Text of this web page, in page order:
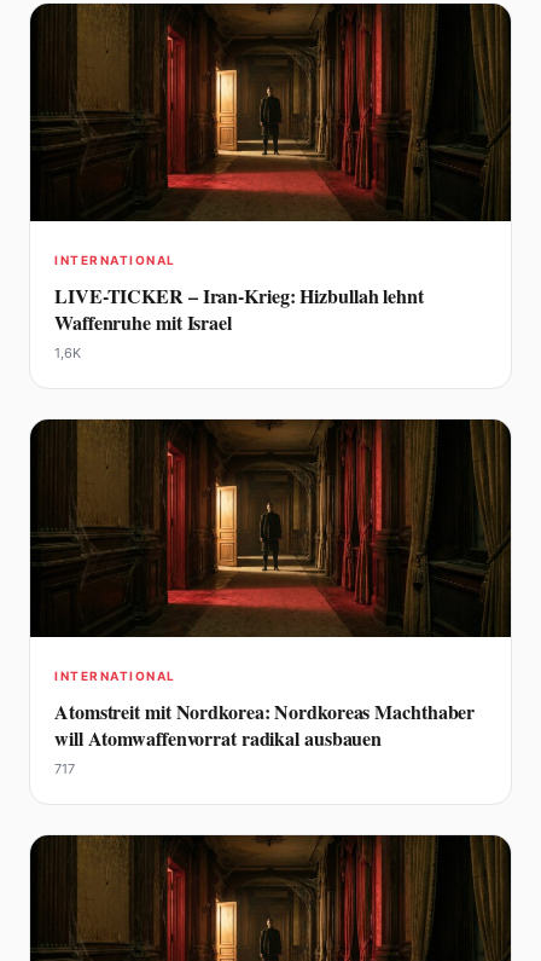
INTERNATIONAL
LIVE-TICKER – Iran-Krieg: Hizbullah lehnt
Waffenruhe mit Israel
1,6K
INTERNATIONAL
Atomstreit mit Nordkorea: Nordkoreas Machthaber
will Atomwaffenvorrat radikal ausbauen
717